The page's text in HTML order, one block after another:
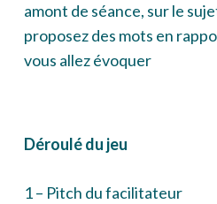
amont de séance, sur le
proposez des mots en
vous allez évoquer
Déroulé du jeu
1 – Pitch du facilitateur